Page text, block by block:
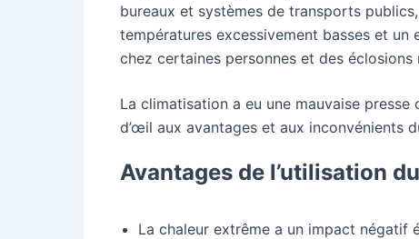
bureaux et systèmes de transports
températures excessivement basses et
chez certaines personnes et des
La climatisation a eu une mauvaise presse
d’œil aux avantages et aux inconvénients
Avantages de l’utilisation
La chaleur extrême a un impact négatif